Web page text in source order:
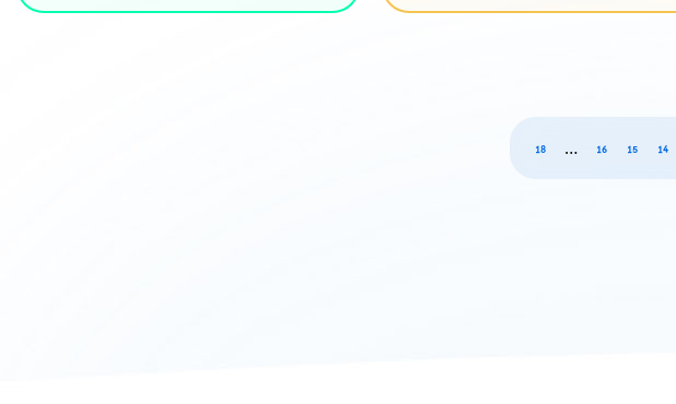
page
14
page
15
page
16
…
page
18